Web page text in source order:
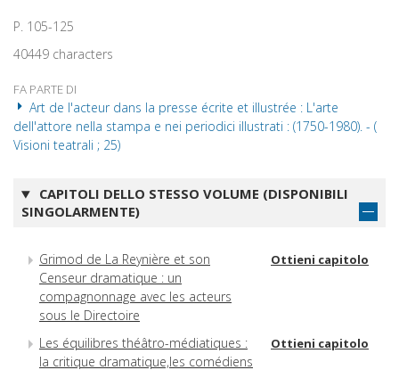
P. 105-125
40449 characters
FA PARTE DI
Art de l'acteur dans la presse écrite et illustrée : L'arte
dell'attore nella stampa e nei periodici illustrati : (1750-1980). - (
Visioni teatrali ; 25)
CAPITOLI DELLO STESSO VOLUME (DISPONIBILI
SINGOLARMENTE)
Grimod de La Reynière et son
Censeur dramatique : un
compagnonnage avec les acteurs
sous le Directoire
Ottieni capitolo
Les équilibres théâtro-médiatiques :
la critique dramatique,les comédiens
Ottieni capitolo